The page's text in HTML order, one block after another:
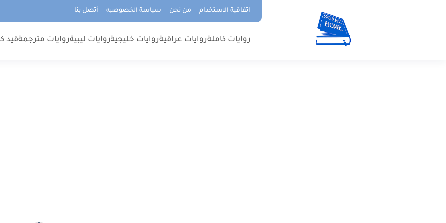
اتفاقية الاستخدام من نحن سياسة الخصوصيه أتصل بنا
روايات كاملةروايات عراقيةروايات خليجيةروايات ليبيةروايات مترجمةقيد